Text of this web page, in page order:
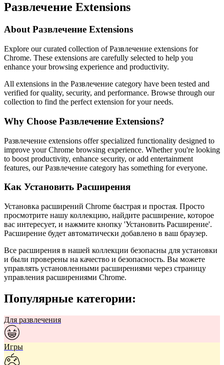
Развлечение Extensions
About Развлечение Extensions
Explore our curated collection of Развлечение extensions for
Chrome. These extensions are carefully selected to help you
enhance your browsing experience and productivity.
All extensions in the Развлечение category have been tested and
verified for quality, security, and performance. Browse through our
collection to find the perfect extension for your needs.
Why Choose Развлечение Extensions?
Развлечение extensions offer specialized functionality designed to
improve your Chrome browsing experience. Whether you're looking
to boost productivity, enhance security, or add entertainment
features, our Развлечение category has something for everyone.
Как Установить Расширения
Установка расширений Chrome быстрая и простая. Просто
просмотрите нашу коллекцию, найдите расширение, которое
вас интересует, и нажмите кнопку 'Установить Расширение'.
Расширение будет автоматически добавлено в ваш браузер.
Все расширения в нашей коллекции безопасны для установки
и были проверены на качество и безопасность. Вы можете
управлять установленными расширениями через страницу
управления расширениями Chrome.
Популярные категории:
Для развлечения
Игры